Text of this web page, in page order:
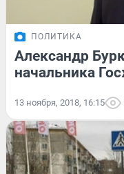
ПОЛИТИКА
Александр
начальника
13 ноября, 2018, 16:15